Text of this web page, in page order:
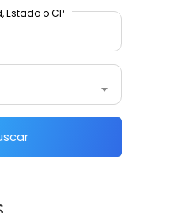
Estado o CP